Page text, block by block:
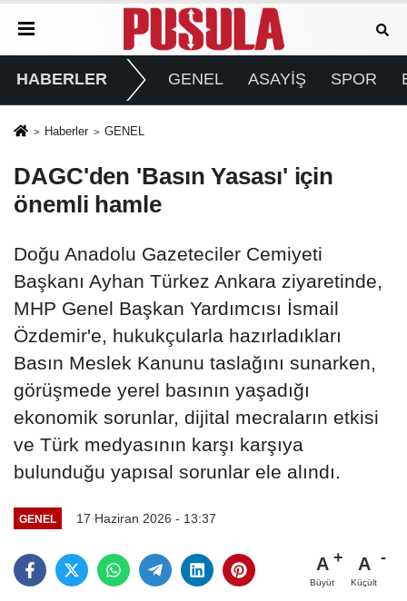
HABERLER GENEL ASAYİŞ SPOR
Haberler GENEL
DAGC'den 'Basın Yasası' için
önemli hamle
Doğu Anadolu Gazeteciler Cemiyeti
Başkanı Ayhan Türkez Ankara ziyaretinde,
MHP Genel Başkan Yardımcısı İsmail
Özdemir'e, hukukçularla hazırladıkları
Basın Meslek Kanunu taslağını sunarken,
görüşmede yerel basının yaşadığı
ekonomik sorunlar, dijital mecraların etkisi
ve Türk medyasının karşı karşıya
bulunduğu yapısal sorunlar ele alındı.
GENEL 17 Haziran 2026 - 13:37
A
Büyüt
A
Küçült